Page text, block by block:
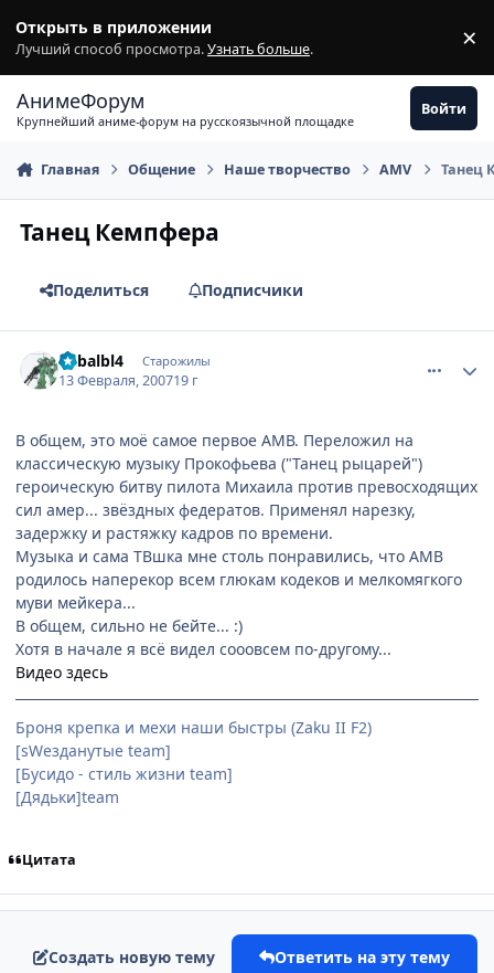
Открыть в приложении
Лучший способ просмотра.Узнать больше. ×
АнимеФорум
Крупнейший аниме-форум на русскоязычной площадке
Войти
Главная Общение Наше творчество AMV Танец
Танец Кемпфера
Поделиться Подписчики
Cabalbl4 Старожилы
13 Февраля, 200719 г
В общем, это моё самое первое АМВ. Переложил на
классическую музыку Прокофьева ("Танец рыцарей")
героическую битву пилота Михаила против превосходящих
сил амер... звёздных федератов. Применял нарезку,
задержку и растяжку кадров по времени.
Музыка и сама ТВшка мне столь понравились, что АМВ
родилось наперекор всем глюкам кодеков и мелкомягкого
муви мейкера...
В общем, сильно не бейте... :)
Хотя в начале я всё видел сооовсем по-другому...
Видео здесь
Броня крепка и мехи наши быстры (Zaku II F2)
[sWезданутые team]
[Бусидо - стиль жизни team]
[Дядьки]team
Цитата
Создать новую тему Ответить на эту тему